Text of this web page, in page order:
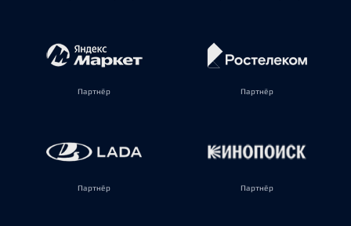
Партнёр Партнёр
Партнёр Партнёр